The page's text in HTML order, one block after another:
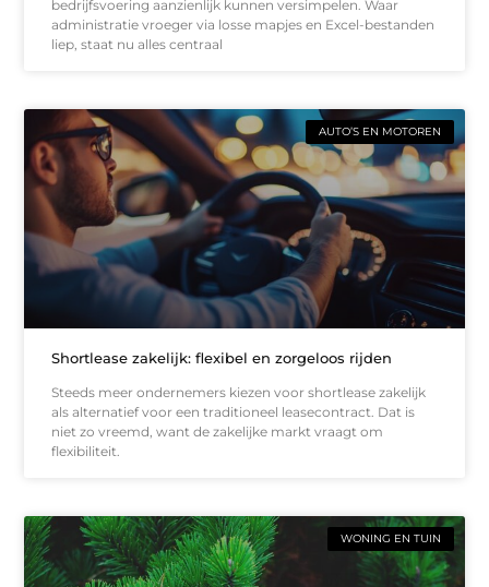
bedrijfsvoering aanzienlijk kunnen versimpelen. Waar
administratie vroeger via losse mapjes en Excel-bestanden
liep, staat nu alles centraal
AUTO’S EN MOTOREN
Shortlease zakelijk: flexibel en zorgeloos rijden
Steeds meer ondernemers kiezen voor shortlease zakelijk
als alternatief voor een traditioneel leasecontract. Dat is
niet zo vreemd, want de zakelijke markt vraagt om
flexibiliteit.
WONING EN TUIN